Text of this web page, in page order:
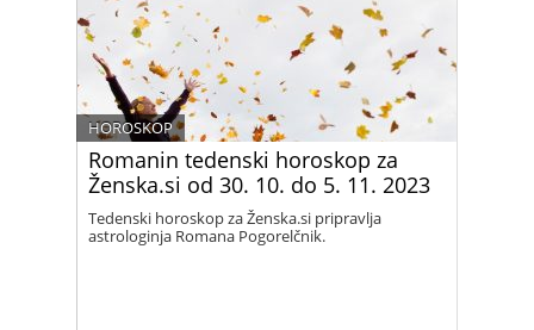
Romanin tedenski horoskop za
Ženska.si od 30. 10. do 5. 11. 2023
HOROSKOP
Tedenski horoskop za Ženska.si pripravlja
astrologinja Romana Pogorelčnik.